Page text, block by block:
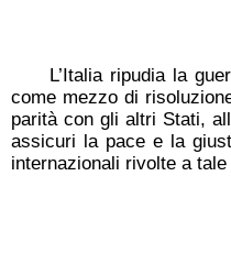
L’Italia ripudia la
come mezzo di
parità con gli altri Stati,
assicuri la pace e la
internazionali rivolte a tale